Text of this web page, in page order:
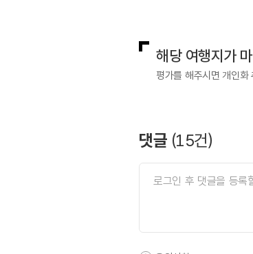
해당 여행지가
평가를 해주시면 개인화
댓글 (15건)